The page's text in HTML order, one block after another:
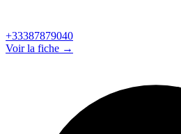
+33387879040
Voir la fiche →